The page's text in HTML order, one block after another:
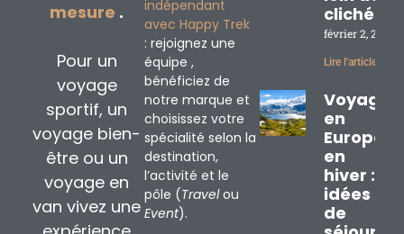
mesure .
Pour un
voyage
sportif, un
voyage bien-
être ou un
voyage en
van vivez une
indépendant
avec Happy Trek
: rejoignez une
équipe ,
bénéficiez de
notre marque et
choisissez votre
spécialité selon la
destination,
l’activité et le
pôle (Travelou
Event).
clichés
février 2, 2026
Lire l'article »
Voyage
en
Europe
en
hiver : 3
idées
de